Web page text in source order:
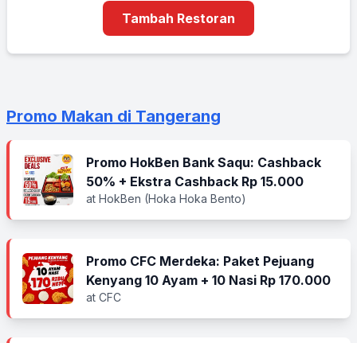
Tambah Restoran
Promo Makan di Tangerang
Promo HokBen Bank Saqu: Cashback
50% + Ekstra Cashback Rp 15.000
at HokBen (Hoka Hoka Bento)
Promo CFC Merdeka: Paket Pejuang
Kenyang 10 Ayam + 10 Nasi Rp 170.000
at CFC